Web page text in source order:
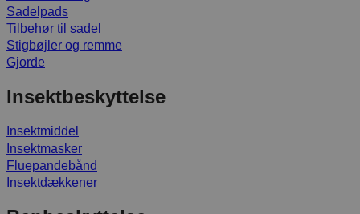
Sadelpads
Tilbehør til sadel
Stigbøjler og remme
Gjorde
Insektbeskyttelse
Insektmiddel
Insektmasker
Fluepandebånd
Insektdækkener